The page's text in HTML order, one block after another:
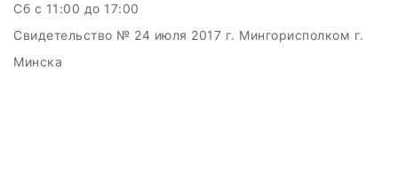
Сб c 11:00 до 17:00
Свидетельство № 24 июля 2017 г. Мингорисполком г.
Минска